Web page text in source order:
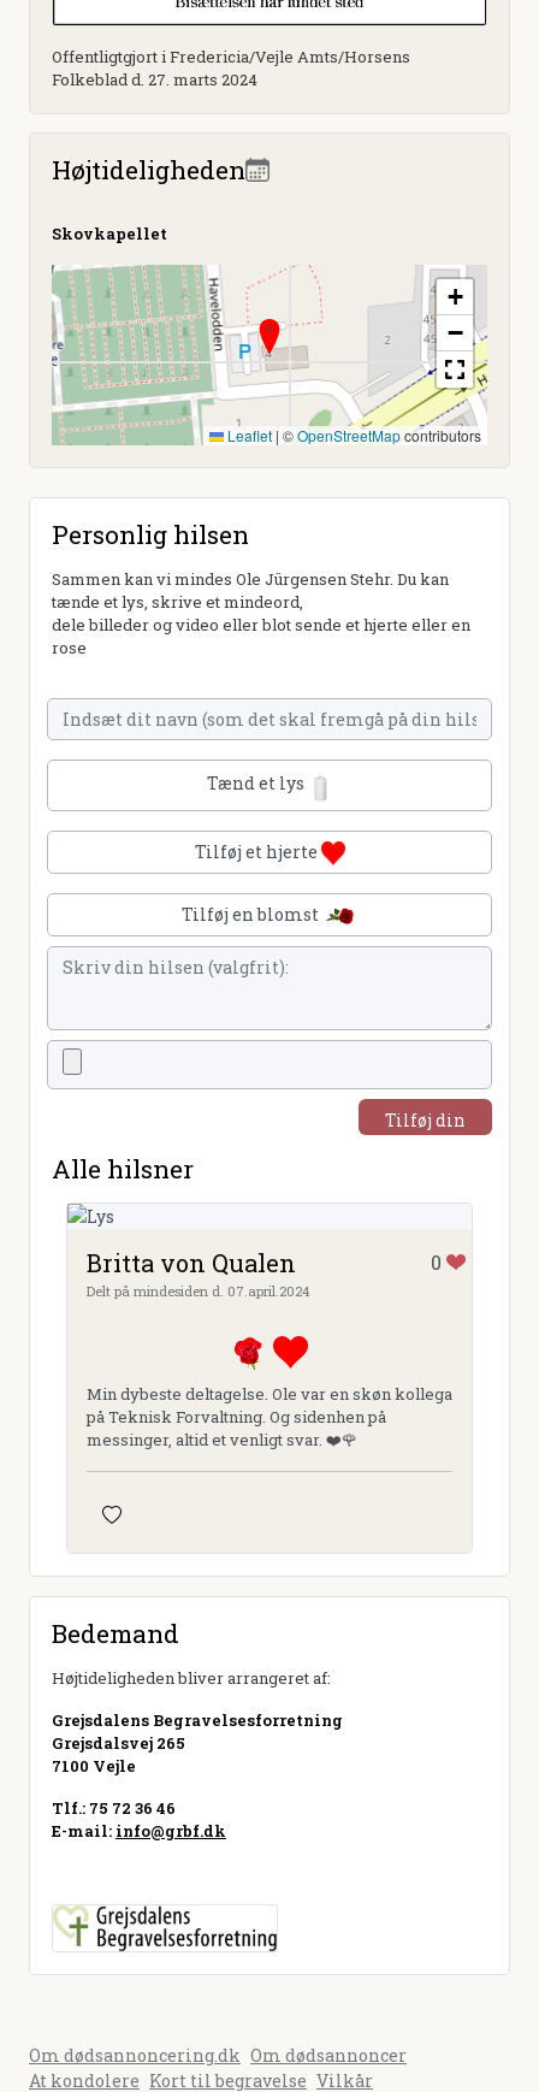
Offentligtgjort i Fredericia/Vejle Amts/Horsens
Folkeblad d. 27. marts 2024
Højtideligheden
Skovkapellet
+
−
Leaflet | ©OpenStreetMapcontributors
Personlig hilsen
Sammen kan vi mindes Ole Jürgensen Stehr. Du kan
tænde et lys, skrive et mindeord,
dele billeder og video eller blot sende et hjerte eller en
rose
Tænd et lys
Tilføj et hjerte
Tilføj en blomst
Tilføj din
Alle hilsner
Britta von Qualen 0
Delt på mindesiden d. 07.april.2024
Min dybeste deltagelse. Ole var en skøn kollega
på Teknisk Forvaltning. Og sidenhen på
messinger, altid et venligt svar. ❤️🌹
Bedemand
Højtideligheden bliver arrangeret af:
Grejsdalens Begravelsesforretning
Grejsdalsvej 265
7100 Vejle
Tlf.: 75 72 36 46
E-mail: info@grbf.dk
Om dødsannoncering.dk Om dødsannoncer
At kondolere Kort til begravelse Vilkår